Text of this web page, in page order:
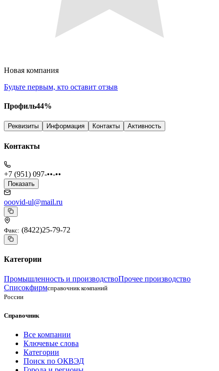
Новая компания
Будьте первым, кто оставит отзыв
Профиль44%
Реквизиты Информация Контакты Активность
Контакты
+7 (951) 097-••-••
Показать
ooovid-ul@mail.ru
Факс: (8422)25-79-72
Категории
Промышленность и производствоПрочее производство
Списокфирмсправочник компаний
России
Справочник
Все компании
Ключевые слова
Категории
Поиск по ОКВЭД